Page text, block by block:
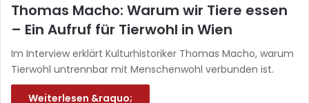
Thomas Macho: Warum wir Tiere essen
– Ein Aufruf für Tierwohl in Wien
Im Interview erklärt Kulturhistoriker Thomas Macho, warum
Tierwohl untrennbar mit Menschenwohl verbunden ist.
Weiterlesen &raquo;